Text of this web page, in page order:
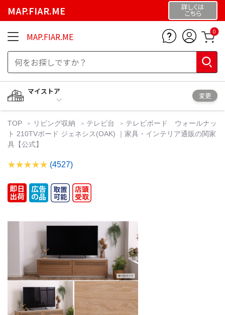
MAP.FIAR.ME 詳しくは
こちら
MAP.FIAR.ME 0
マイストア
変更
TOP リビング収納 テレビ台
テレビボード ウォールナッ
ト 210TVボード ジェネシス(OAK) ｜家具・インテリア通販の関家
具【公式】
(4527)